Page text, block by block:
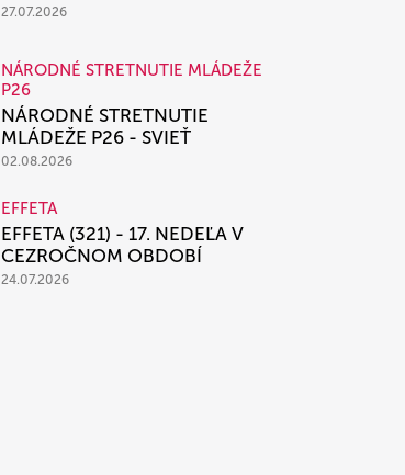
27.07.2026
NÁRODNÉ STRETNUTIE MLÁDEŽE
P26
NÁRODNÉ STRETNUTIE
MLÁDEŽE P26 - SVIEŤ
02.08.2026
EFFETA
EFFETA (321) - 17. NEDEĽA V
CEZROČNOM OBDOBÍ
24.07.2026